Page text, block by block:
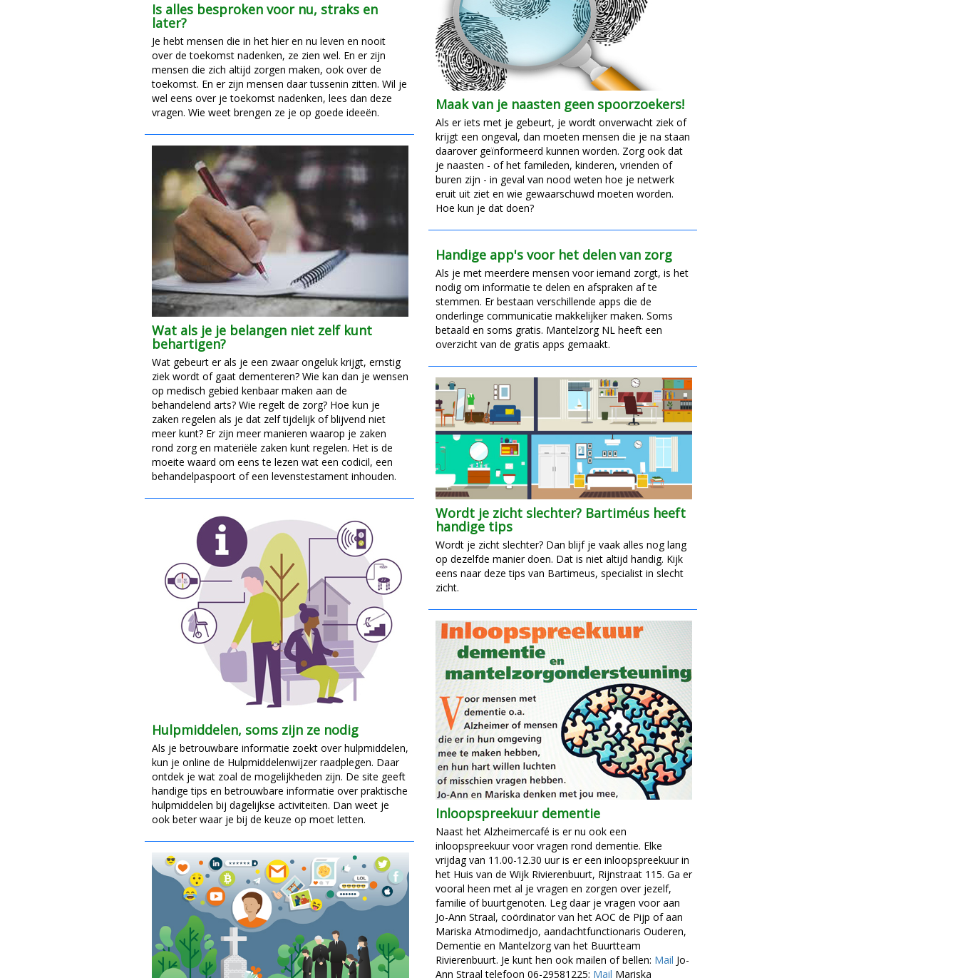
Is alles besproken voor nu, straks en
later?
Je hebt mensen die in het hier en nu leven en nooit
over de toekomst nadenken, ze zien wel. En er zijn
mensen die zich altijd zorgen maken, ook over de
toekomst. En er zijn mensen daar tussenin zitten. Wil je
wel eens over je toekomst nadenken, lees dan deze
vragen. Wie weet brengen ze je op goede ideeën.
Wat als je je belangen niet zelf kunt
behartigen?
Wat gebeurt er als je een zwaar ongeluk krijgt, ernstig
ziek wordt of gaat dementeren? Wie kan dan je wensen
op medisch gebied kenbaar maken aan de
behandelend arts? Wie regelt de zorg? Hoe kun je
zaken regelen als je dat zelf tijdelijk of blijvend niet
meer kunt? Er zijn meer manieren waarop je zaken
rond zorg en materiële zaken kunt regelen. Het is de
moeite waard om eens te lezen wat een codicil, een
behandelpaspoort of een levenstestament inhouden.
Hulpmiddelen, soms zijn ze nodig
Als je betrouwbare informatie zoekt over hulpmiddelen,
kun je online de Hulpmiddelenwijzer raadplegen. Daar
ontdek je wat zoal de mogelijkheden zijn. De site geeft
handige tips en betrouwbare informatie over praktische
hulpmiddelen bij dagelijkse activiteiten. Dan weet je
ook beter waar je bij de keuze op moet letten.
Maak van je naasten geen spoorzoekers!
Als er iets met je gebeurt, je wordt onverwacht ziek of
krijgt een ongeval, dan moeten mensen die je na staan
daarover geïnformeerd kunnen worden. Zorg ook dat
je naasten - of het famileden, kinderen, vrienden of
buren zijn - in geval van nood weten hoe je netwerk
eruit uit ziet en wie gewaarschuwd moeten worden.
Hoe kun je dat doen?
Handige app's voor het delen van zorg
Als je met meerdere mensen voor iemand zorgt, is het
nodig om informatie te delen en afspraken af te
stemmen. Er bestaan verschillende apps die de
onderlinge communicatie makkelijker maken. Soms
betaald en soms gratis. Mantelzorg NL heeft een
overzicht van de gratis apps gemaakt.
Wordt je zicht slechter? Bartiméus heeft
handige tips
Wordt je zicht slechter? Dan blijf je vaak alles nog lang
op dezelfde manier doen. Dat is niet altijd handig. Kijk
eens naar deze tips van Bartimeus, specialist in slecht
zicht.
Inloopspreekuur dementie
Naast het Alzheimercafé is er nu ook een
inloopspreekuur voor vragen rond dementie. Elke
vrijdag van 11.00-12.30 uur is er een inloopspreekuur in
het Huis van de Wijk Rivierenbuurt, Rijnstraat 115. Ga er
vooral heen met al je vragen en zorgen over jezelf,
familie of buurtgenoten. Leg daar je vragen voor aan
Jo-Ann Straal, coördinator van het AOC de Pijp of aan
Mariska Atmodimedjo, aandachtfunctionaris Ouderen,
Dementie en Mantelzorg van het Buurtteam
Rivierenbuurt. Je kunt hen ook mailen of bellen: Mail Jo-
Ann Straal telefoon 06-29581225; Mail Mariska